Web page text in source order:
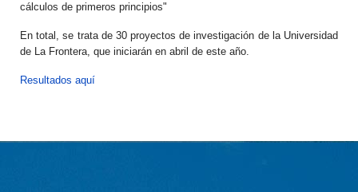
cálculos de primeros principios"
En total, se trata de 30 proyectos de investigación de la Universidad
de La Frontera, que iniciarán en abril de este año.
Resultados aquí